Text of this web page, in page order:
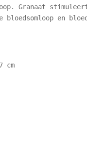
Granaat
bloedsomloop en
cm